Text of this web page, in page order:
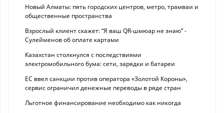
Новый Алматы: пять городских центров, метро, трамваи и
общественные пространства
Взрослый клиент скажет: “Я ваш QR-шмюар не знаю“ -
Сулейменов об оплате картами
Казахстан столкнулся с последствиями
электромобильного бума: сети, зарядки и батареи
ЕС ввел санкции против оператора «Золотой Короны»,
сервис ограничил денежные переводы в ряде стран
Льготное финансирование необходимо как никогда